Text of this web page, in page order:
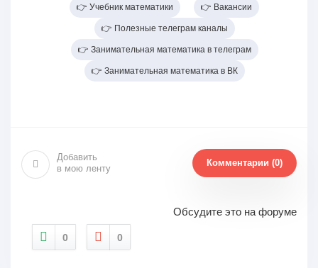
👉 Учебник математики 👉 Вакансии
👉 Полезные телеграм каналы
👉 Занимательная математика в телеграм
👉 Занимательная математика в ВК
Добавить
в мою ленту
Комментарии (0)
Обсудите это на форуме
0 0